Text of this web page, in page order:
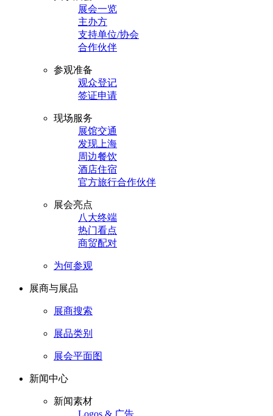
展会一览
主办方
支持单位/协会
合作伙伴
参观准备
观众登记
签证申请
现场服务
展馆交通
发现上海
周边餐饮
酒店住宿
官方旅行合作伙伴
展会亮点
八大终端
热门看点
商贸配对
为何参观
展商与展品
展商搜索
展品类别
展会平面图
新闻中心
新闻素材
Logos & 广告